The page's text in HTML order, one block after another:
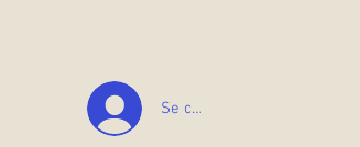
Se connecter